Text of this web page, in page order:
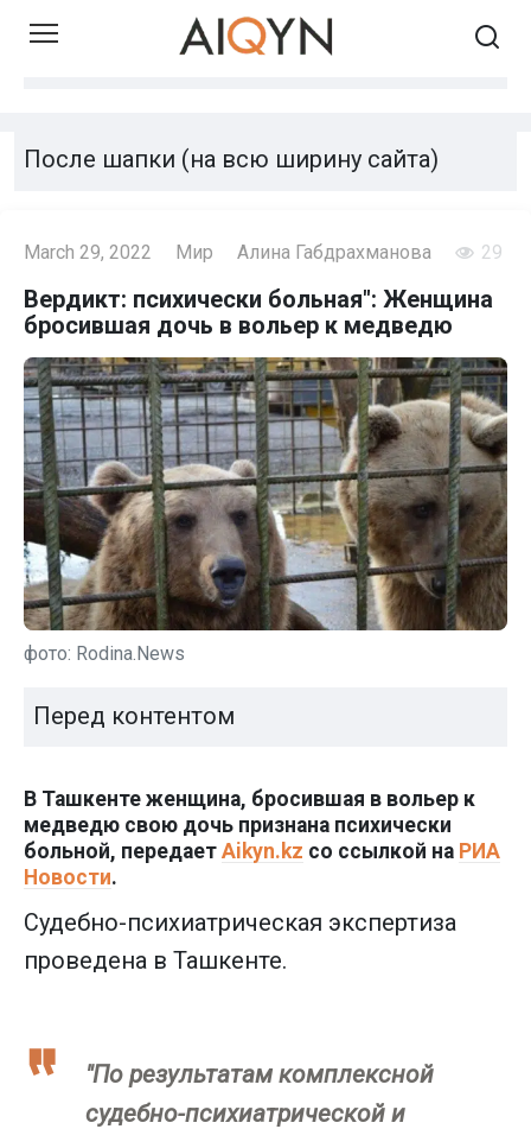
Skip
После шапки (на всю ширину сайта)
March 29, 2022 Мир Алина Габдрахманова 29
Вердикт: психически больная": Женщина
бросившая дочь в вольер к медведю
фото: Rodina.News
Перед контентом
В Ташкенте женщина, бросившая в вольер к
медведю свою дочь признана психически
больной, передает Aikyn.kz со ссылкой на РИА
Новости.
Судебно-психиатрическая экспертиза
проведена в Ташкенте.
"По результатам комплексной
судебно-психиатрической и